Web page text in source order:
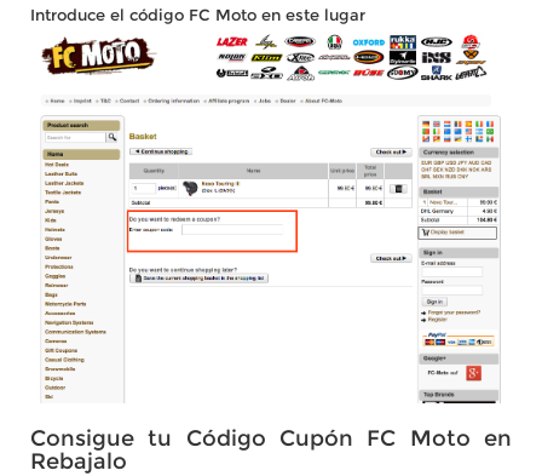
Introduce el código FC Moto en este lugar
Consigue tu Código Cupón FC Moto en
Rebajalo